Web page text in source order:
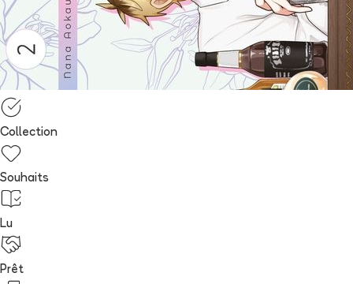
Collection
Souhaits
Lu
Prêt